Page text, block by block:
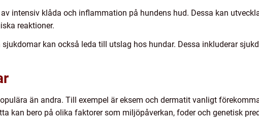
intensiv klåda och inflammation på hundens hud. Dessa kan
reaktioner.
kan också leda till utslag hos hundar. Dessa inkluderar
än andra. Till exempel är eksem och dermatit vanligt
kan bero på olika faktorer som miljöpåverkan, foder och genetisk